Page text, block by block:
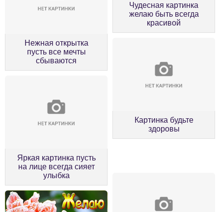
Нежная открытка
пусть все мечты
сбываются
Чудесная картинка
желаю быть всегда
красивой
Яркая картинка пусть
на лице всегда сияет
улыбка
Картинка будьте
здоровы